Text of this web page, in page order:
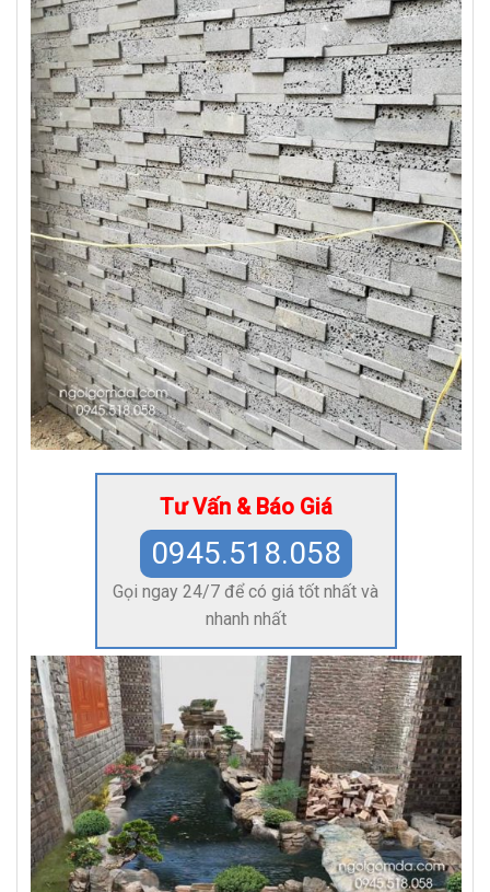
Tư Vấn & Báo Giá
0945.518.058
Gọi ngay 24/7 để có giá tốt nhất và
nhanh nhất